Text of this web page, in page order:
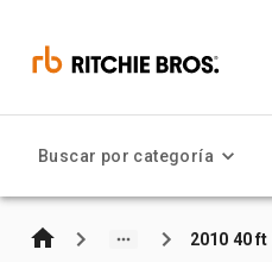
Buscar por categoría
2010 40